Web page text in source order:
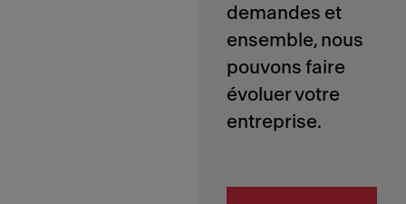
demandes et
ensemble, nous
pouvons faire
évoluer votre